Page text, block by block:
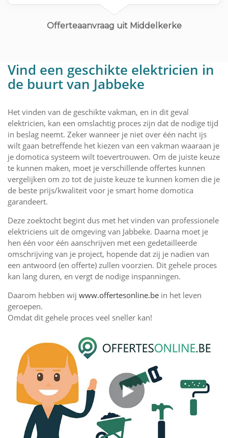
Offerteaanvraag uit Middelkerke
Vind een geschikte elektricien in
de buurt van Jabbeke
Het vinden van de geschikte vakman, en in dit geval
elektricien, kan een omslachtig proces zijn dat de nodige tijd
in beslag neemt. Zeker wanneer je niet over één nacht ijs
wilt gaan betreffende het kiezen van een vakman waaraan je
je domotica systeem wilt toevertrouwen. Om de juiste keuze
te kunnen maken, moet je verschillende offertes kunnen
vergelijken om zo tot de juiste keuze te kunnen komen die je
de beste prijs/kwaliteit voor je smart home domotica
garandeert.
Deze zoektocht begint dus met het vinden van professionele
elektriciens uit de omgeving van Jabbeke. Daarna moet je
hen één voor één aanschrijven met een gedetailleerde
omschrijving van je project, hopende dat zij je nadien van
een antwoord (en offerte) zullen voorzien. Dit gehele proces
kan lang duren, en vergt de nodige inspanningen.
Daarom hebben wij www.offertesonline.be in het leven
geroepen.
Omdat dit gehele proces veel sneller kan!